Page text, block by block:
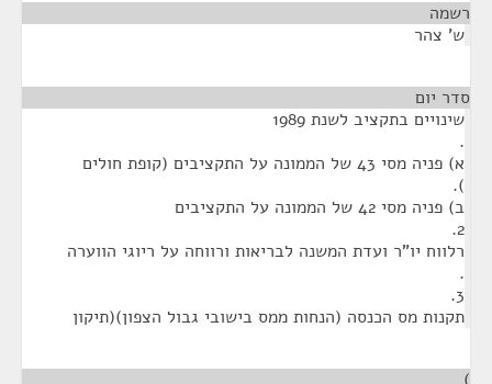
רשמה
ש' צהר
סדר יום
שינויים בתקציב לשנת 1989
.
א) פניה מסי 43 של הממונה על התקציבים (קופת חולים
).
ב) פניה מסי 42 של הממונה על התקציבים
2.
רלווח יו"ר ועדת המשנה לבריאות ורווחה על ריוגי הווערה
.
3.
תקנות מס הכנסה (הנחות ממס בישובי גבול הצפון)(תיקון